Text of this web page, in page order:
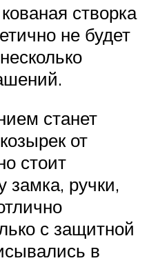
створка
не будет
станет
от
стоит
замка, ручки,
с защитной
в